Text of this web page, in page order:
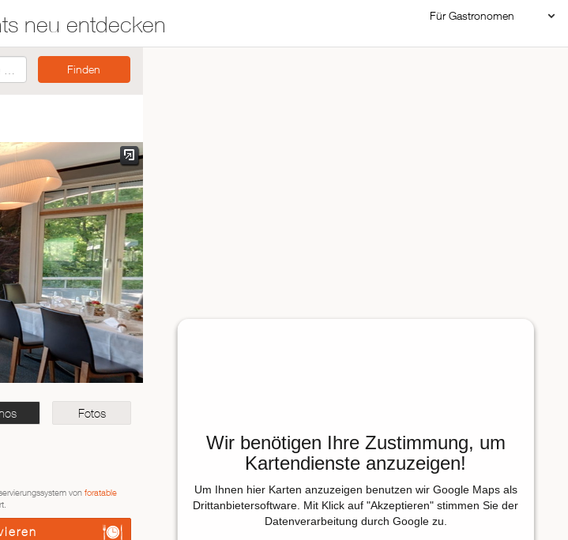
neu entdecken
Für Gastronomen
Asiatisch
Italienisch
Französisch
Traditionell
Vegetarisch
Mexikanisch
Spanisch
Fotos
von foratable
Wir benötigen Ihre Zustimmung, um
Kartendienste anzuzeigen!
Um Ihnen hier Karten anzuzeigen benutzen wir Google Maps als
Drittanbietersoftware. Mit Klick auf "Akzeptieren" stimmen Sie der
Datenverarbeitung durch Google zu.